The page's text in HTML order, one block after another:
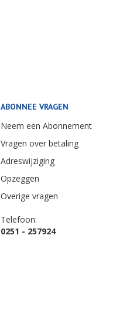
ABONNEE VRAGEN
Neem een Abonnement
Vragen over betaling
Adreswijziging
Opzeggen
Overige vragen
Telefoon:
0251 - 257924